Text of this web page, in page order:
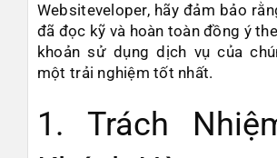
Websiteveloper, hãy đảm bảo
đã đọc kỹ và hoàn toàn đồng ý
khoản sử dụng dịch vụ của
một trải nghiệm tốt nhất.
1. Trách